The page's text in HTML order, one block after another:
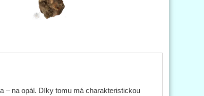
– na opál. Díky tomu má charakteristickou